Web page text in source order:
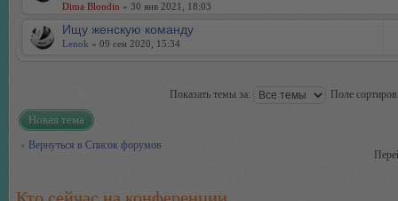
Dima Blondin » 30 янв 2021, 18:03
Ищу женскую команду
Lenok » 09 сен 2020, 15:34
Показать темы за: Поле
Новая тема
Вернуться в Список форумов